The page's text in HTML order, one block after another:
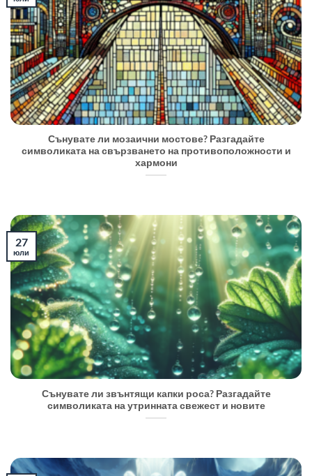
Сънувате ли мозаични мостове? Разгадайте
символиката на свързването на противоположности и
хармони
Сънувате ли звънтящи капки роса? Разгадайте
символиката на утринната свежест и новите
27
юли